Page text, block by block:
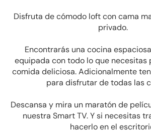
Disfruta de cómodo loft con cama
privado.
Encontrarás una cocina
equipada con todo lo que necesitas
comida deliciosa. Adicionalmente
para disfrutar de todas las
Descansa y mira un maratón de
nuestra Smart TV. Y si necesitas
hacerlo en el